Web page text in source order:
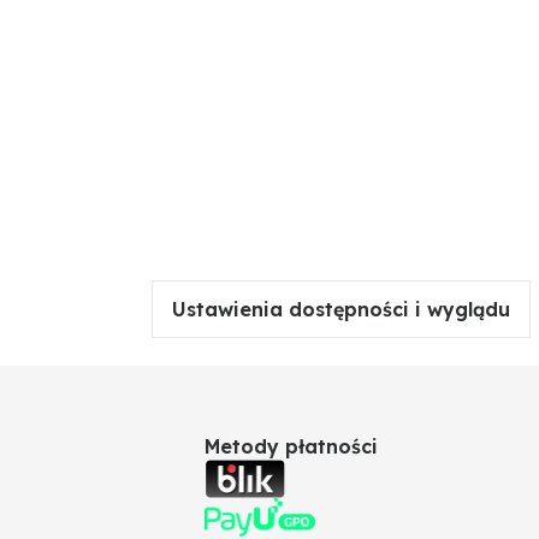
Ustawienia dostępności i wyglądu
Metody płatności